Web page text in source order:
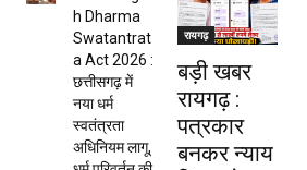
h Dharma
Swatantrat
a Act 2026 :
छत्तीसगढ़ में
नया धर्म
स्वतंत्रता
अधिनियम लागू,
रायगढ़
बड़ी खबर
रायगढ़ :
पत्रकार
बनकर न्याय